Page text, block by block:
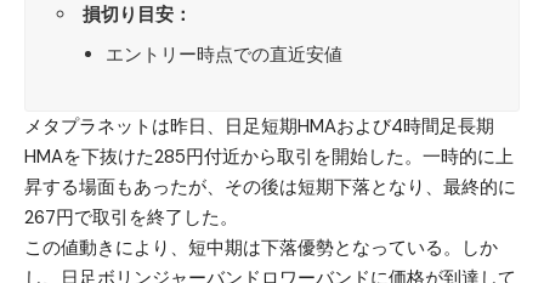
損切り目安：
エントリー時点での直近安値
メタプラネット は昨日、日足短期HMAおよび4時間足長期
HMAを下抜けた285円付近から取引を開始した。一時的に上
昇する場面もあったが、その後は短期下落となり、最終的に
267円で取引を終了した。
この値動きにより、短中期は下落優勢となっている。しか